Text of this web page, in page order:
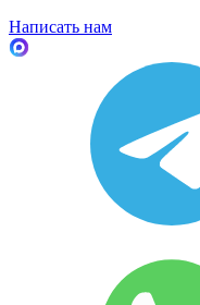
Написать нам